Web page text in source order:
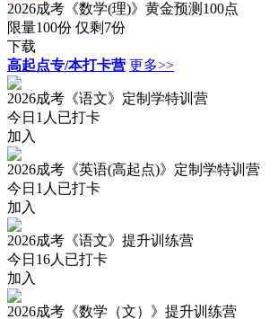
2026成考《数学(理)》黄金预测100点
限量100份 仅剩 7份
下载
高起点专/本打卡营 更多>>
2026成考《语文》定制学特训营
今日 1 人已打卡
加入
2026成考《英语(高起点)》定制学特训营
今日 1 人已打卡
加入
2026成考《语文》提升训练营
今日 16人已打卡
加入
2026成考《数学（文）》提升训练营